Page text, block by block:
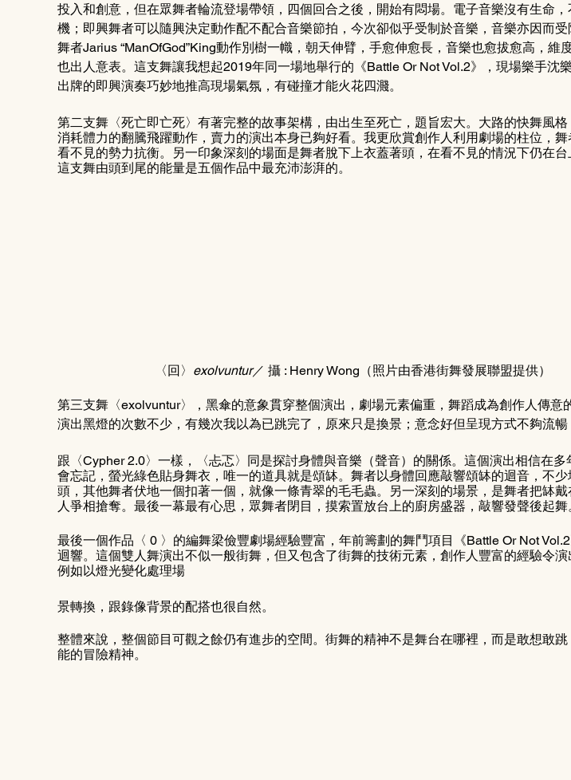
投入和創意，但在眾舞者輪流登場帶領，四個回合之後，開始有悶場。電子音樂沒有生命，
機；即興舞者可以隨興決定動作配不配合音樂節拍，今次卻似乎受制於音樂，音樂亦因而
舞者Jarius “ManOfGod”King動作別樹一幟，朝天伸臂，手愈伸愈長，音樂也愈拔愈高，維
也出人意表。這支舞讓我想起2019年同一場地舉行的《Battle Or Not Vol.2》，現場樂手沈
出牌的即興演奏巧妙地推高現場氣氛，有碰撞才能火花四濺。
第二支舞〈死亡即亡死〉有著完整的故事架構，由出生至死亡，題旨宏大。大路的快舞風
消耗體力的翻騰飛躍動作，賣力的演出本身已夠好看。我更欣賞創作人利用劇場的柱位，
看不見的勢力抗衡。另一印象深刻的場面是舞者脫下上衣蓋著頭，在看不見的情況下仍在台
這支舞由頭到尾的能量是五個作品中最充沛澎湃的。
〈回〉 exolvuntur／ 攝 : Henry Wong（照片由香港街舞發展聯盟提供）
第三支舞〈exolvuntur〉，黑傘的意象貫穿整個演出，劇場元素偏重，舞蹈成為創作人傳意
演出黑燈的次數不少，有幾次我以為已跳完了，原來只是換景；意念好但呈現方式不夠流暢
跟〈Cypher 2.0〉一樣，〈忐忑〉同是探討身體與音樂（聲音）的關係。這個演出相信在多
會忘記，螢光綠色貼身舞衣，唯一的道具就是頌缽。舞者以身體回應敲響頌缽的迴音，不
頭，其他舞者伏地一個扣著一個，就像一條青翠的毛毛蟲。另一深刻的場景，是舞者把缽
人爭相搶奪。最後一幕最有心思，眾舞者閉目，摸索置放台上的廚房盛器，敲響發聲後起舞
最後一個作品〈 0 〉的編舞梁儉豐劇場經驗豐富，年前籌劃的舞鬥項目《Battle Or Not
迴響。這個雙人舞演出不似一般街舞，但又包含了街舞的技術元素，創作人豐富的經驗令演
例如以燈光變化處理場
景轉換，跟錄像背景的配搭也很自然。
整體來說，整個節目可觀之餘仍有進步的空間。街舞的精神不是舞台在哪裡，而是敢想敢
能的冒險精神。